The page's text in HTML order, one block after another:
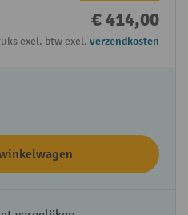
€ 414,00
excl. btw excl. verzendkosten